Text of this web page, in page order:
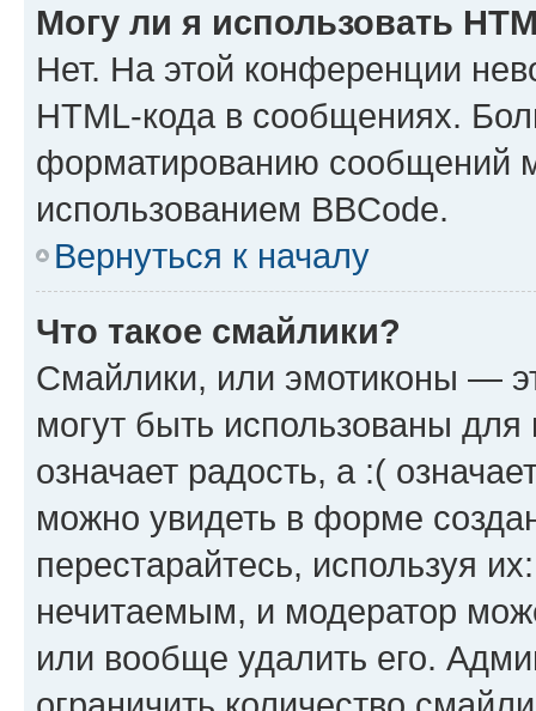
Могу ли я использовать
Нет. На этой конференции
HTML-кода в сообщениях.
форматированию сообщений
использованием BBCode.
Вернуться к началу
Что такое смайлики?
Смайлики, или эмотиконы —
могут быть использованы
означает радость, а :(
можно увидеть в форме
перестарайтесь, используя
нечитаемым, и модератор
или вообще удалить его.